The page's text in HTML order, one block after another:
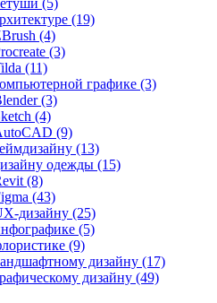
(5)
(19)
(4)
(3)
(11)
графике (3)
(3)
(4)
(9)
(13)
одежды (15)
(8)
(43)
(25)
(5)
(9)
дизайну (17)
дизайну (49)